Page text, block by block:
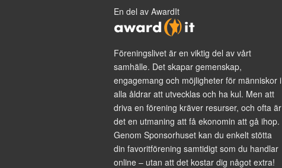
En del av AwardIt
Föreningslivet är en viktig del av vårt
samhälle. Det skapar gemenskap,
engagemang och möjligheter för människor i
alla åldrar att utvecklas och ha kul. Men att
driva en förening kräver resurser, och ofta är
det en utmaning att få ekonomin att gå ihop.
Genom Sponsorhuset kan du enkelt stötta
din favoritförening samtidigt som du handlar
online – utan att det kostar dig något extra!